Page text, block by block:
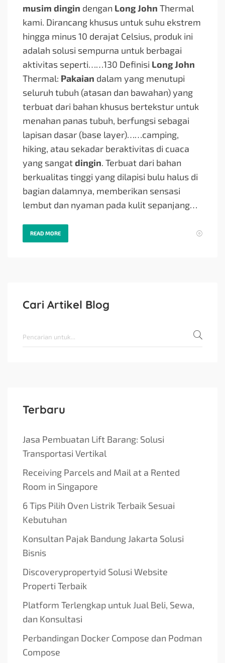
musim dingin dengan Long John Thermal
kami. Dirancang khusus untuk suhu ekstrem
hingga minus 10 derajat Celsius, produk ini
adalah solusi sempurna untuk berbagai
aktivitas seperti……130 Definisi Long John
Thermal: Pakaian dalam yang menutupi
seluruh tubuh (atasan dan bawahan) yang
terbuat dari bahan khusus bertekstur untuk
menahan panas tubuh, berfungsi sebagai
lapisan dasar (base layer)……camping,
hiking, atau sekadar beraktivitas di cuaca
yang sangatdingin. Terbuat dari bahan
berkualitas tinggi yang dilapisi bulu halus di
bagian dalamnya, memberikan sensasi
lembut dan nyaman pada kulit sepanjang…
READ MORE
Cari Artikel Blog
Terbaru
Jasa Pembuatan Lift Barang: Solusi
Transportasi Vertikal
Receiving Parcels and Mail at a Rented
Room in Singapore
6 Tips Pilih Oven Listrik Terbaik Sesuai
Kebutuhan
Konsultan Pajak Bandung Jakarta Solusi
Bisnis
Discoverypropertyid Solusi Website
Properti Terbaik
Platform Terlengkap untuk Jual Beli, Sewa,
dan Konsultasi
Perbandingan Docker Compose dan Podman
Compose